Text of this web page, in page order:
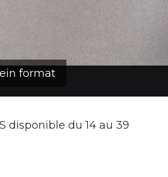
format
disponible du 14 au 39